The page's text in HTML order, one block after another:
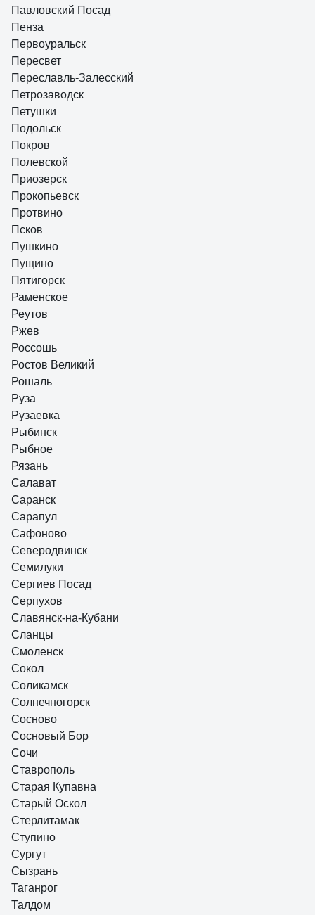
Павловский Посад
Пенза
Первоуральск
Пересвет
Переславль-Залесский
Петрозаводск
Петушки
Подольск
Покров
Полевской
Приозерск
Прокопьевск
Протвино
Псков
Пушкино
Пущино
Пятигорск
Раменское
Реутов
Ржев
Россошь
Ростов Великий
Рошаль
Руза
Рузаевка
Рыбинск
Рыбное
Рязань
Салават
Саранск
Сарапул
Сафоново
Северодвинск
Семилуки
Сергиев Посад
Серпухов
Славянск-на-Кубани
Сланцы
Смоленск
Сокол
Соликамск
Солнечногорск
Сосново
Сосновый Бор
Сочи
Ставрополь
Старая Купавна
Старый Оскол
Стерлитамак
Ступино
Сургут
Сызрань
Таганрог
Талдом